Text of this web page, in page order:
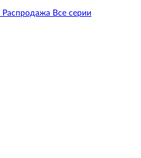
Распродажа Все серии